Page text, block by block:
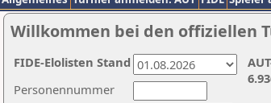
Willkommen bei den offiziellen
Personennummer
FIDE-Elolisten Stand